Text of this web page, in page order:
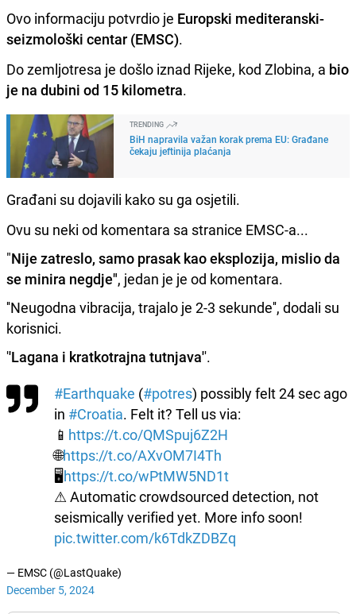
Ovo informaciju potvrdio je Europski mediteranski-
seizmološki centar (EMSC).
Do zemljotresa je došlo iznad Rijeke, kod Zlobina, a bio
je na dubini od 15 kilometra.
TRENDING
BiH napravila važan korak prema EU: Građane
čekaju jeftinija plaćanja
Građani su dojavili kako su ga osjetili.
Ovu su neki od komentara sa stranice EMSC-a...
"Nije zatreslo, samo prasak kao eksplozija, mislio da
se minira negdje", jedan je je od komentara.
''Neugodna vibracija, trajalo je 2-3 sekunde'', dodali su
korisnici.
''Lagana i kratkotrajna tutnjava''.
#Earthquake (#potres) possibly felt 24 sec ago
in #Croatia. Felt it? Tell us via:
📱 https://t.co/QMSpuj6Z2H
🌐https://t.co/AXvOM7I4Th
🖥https://t.co/wPtMW5ND1t
⚠ Automatic crowdsourced detection, not
seismically verified yet. More info soon!
pic.twitter.com/k6TdkZDBZq
— EMSC (@LastQuake)
December 5, 2024